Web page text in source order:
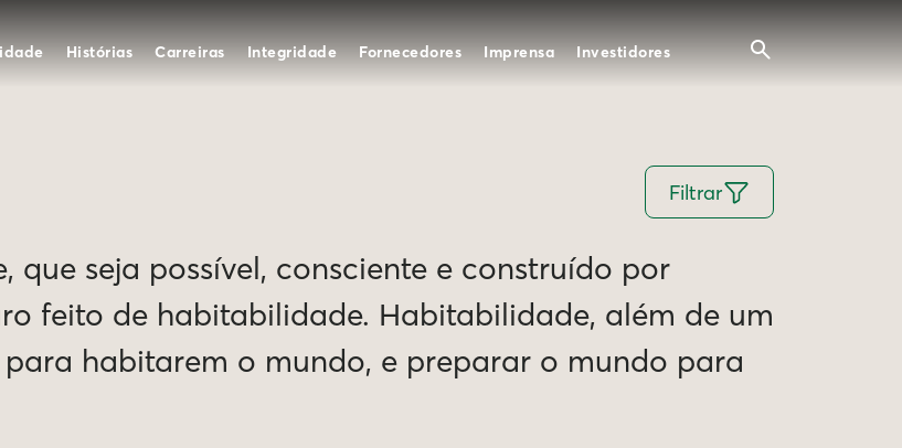
Histórias Carreiras Integridade Fornecedores Imprensa Investidores
Filtrar
seja possível, consciente e construído por
feito de habitabilidade. Habitabilidade, além de um
habitarem o mundo, e preparar o mundo para